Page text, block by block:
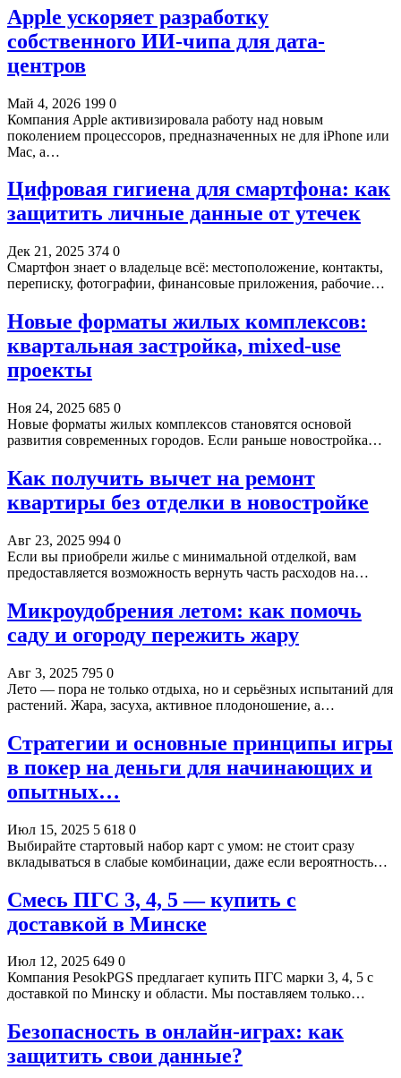
Apple ускоряет разработку
собственного ИИ-чипа для дата-
центров
Май 4, 2026 199 0
Компания Apple активизировала работу над новым
поколением процессоров, предназначенных не для iPhone или
Mac, а…
Цифровая гигиена для смартфона: как
защитить личные данные от утечек
Дек 21, 2025 374 0
Смартфон знает о владельце всё: местоположение, контакты,
переписку, фотографии, финансовые приложения, рабочие…
Новые форматы жилых комплексов:
квартальная застройка, mixed-use
проекты
Ноя 24, 2025 685 0
Новые форматы жилых комплексов становятся основой
развития современных городов. Если раньше новостройка…
Как получить вычет на ремонт
квартиры без отделки в новостройке
Авг 23, 2025 994 0
Если вы приобрели жилье с минимальной отделкой, вам
предоставляется возможность вернуть часть расходов на…
Микроудобрения летом: как помочь
саду и огороду пережить жару
Авг 3, 2025 795 0
Лето — пора не только отдыха, но и серьёзных испытаний для
растений. Жара, засуха, активное плодоношение, а…
Стратегии и основные принципы игры
в покер на деньги для начинающих и
опытных…
Июл 15, 2025 5 618 0
Выбирайте стартовый набор карт с умом: не стоит сразу
вкладываться в слабые комбинации, даже если вероятность…
Смесь ПГС 3, 4, 5 — купить с
доставкой в Минске
Июл 12, 2025 649 0
Компания PesokPGS предлагает купить ПГС марки 3, 4, 5 с
доставкой по Минску и области. Мы поставляем только…
Безопасность в онлайн-играх: как
защитить свои данные?